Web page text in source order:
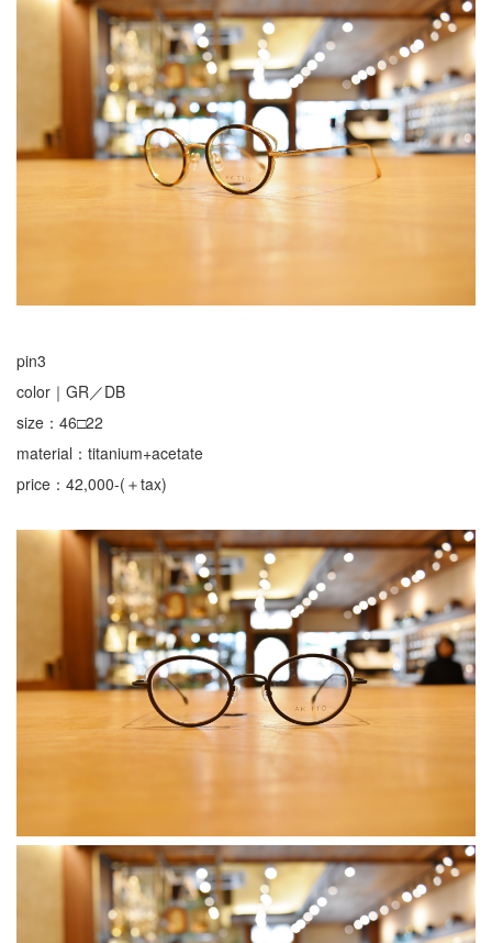
pin3
color｜GR／DB
size：46□22
material：titanium+acetate
price：42,000-(＋tax)